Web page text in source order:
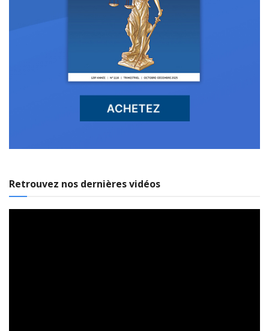
Retrouvez nos dernières vidéos